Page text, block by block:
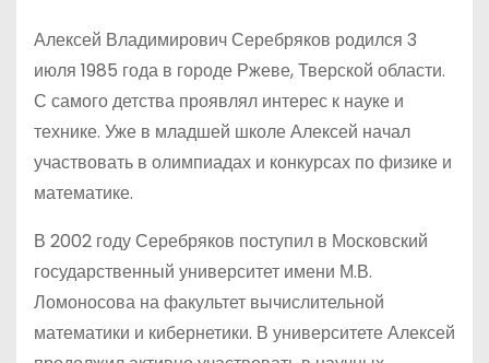
Алексей Владимирович Серебряков родился 3
июля 1985 года в городе Ржеве, Тверской области.
С самого детства проявлял интерес к науке и
технике. Уже в младшей школе Алексей начал
участвовать в олимпиадах и конкурсах по физике и
математике.
В 2002 году Серебряков поступил в Московский
государственный университет имени М.В.
Ломоносова на факультет вычислительной
математики и кибернетики. В университете Алексей